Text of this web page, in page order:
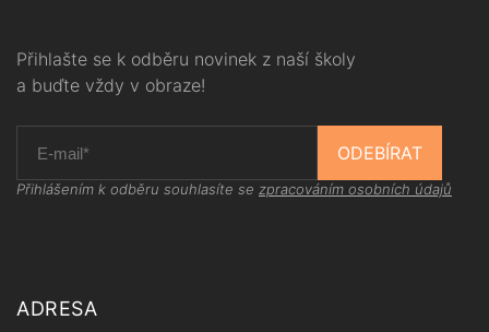
Přihlašte se k odběru novinek z naší školy
a buďte vždy v obraze!
ODEBÍRAT
Přihlášením k odběru souhlasíte se zpracováním osobních údajů
ADRESA